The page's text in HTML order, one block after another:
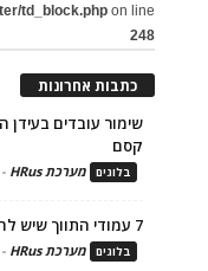
td_block.php on line
248
כתבות אחרונות
קסם
בלוגים מערכת HRus -
7 עמודי התווך שיש להציב בבסיס תהליך הגיוס ומיתוג המעסיק
בלוגים מערכת HRus -